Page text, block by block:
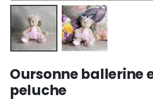
Oursonne ballerine
peluche